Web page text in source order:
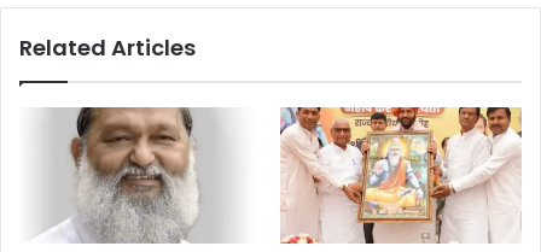
Related Articles